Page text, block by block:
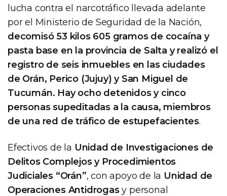
lucha contra el narcotráfico llevada adelante
por el Ministerio de Seguridad de la Nación,
decomisó 53 kilos 605 gramos de cocaína y
pasta base en la provincia de Salta y realizó el
registro de seis inmuebles en las ciudades
de Orán, Perico (Jujuy) y San Miguel de
Tucumán. Hay ocho detenidos y cinco
personas supeditadas a la causa, miembros
de una red de tráfico de estupefacientes.
Efectivos de la Unidad de Investigaciones de
Delitos Complejos y Procedimientos
Judiciales “Orán”, con apoyo de la Unidad de
Operaciones Antidrogasy personal